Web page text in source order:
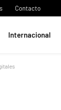
Contacto
Internacional